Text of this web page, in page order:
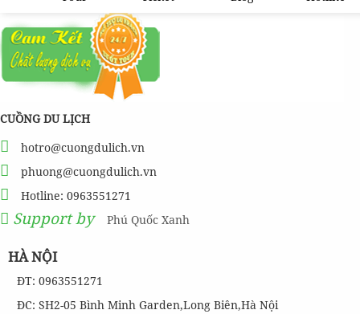
CUỒNG DU LỊCH
hotro@cuongdulich.vn
phuong@cuongdulich.vn
Hotline: 0963551271
Support by Phú Quốc Xanh
HÀ NỘI
ĐT: 0963551271
ĐC: SH2-05 Bình Minh Garden,Long Biên,Hà Nội